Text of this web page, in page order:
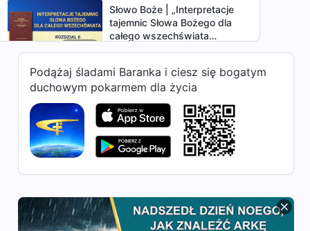
Słowo Boże | „Interpretacje
tajemnic Słowa Bożego dla
całego wszechświata
24:55
Słowo Boże | „Interpretacje
tajemnic Słowa Bożego dla
całego wszechświata: O
życiu Piotra”
Słowo Boże | „Interpretacje
tajemnic Słowa Bożego dla
całego wszechświata
Słowo Boże | „Interpretacje
tajemnic Słowa Bożego dla
Podążaj śladami Baranka i ciesz się bogatym
duchowym pokarmem dla życia